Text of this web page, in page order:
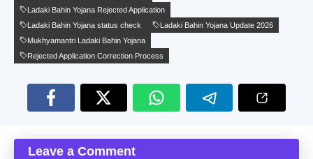
Ladaki Bahin Yojana Rejected Application
Ladaki Bahin Yojana status check
Ladaki Bahin Yojana Update 2026
Mukhyamantri Ladaki Bahin Yojana
Rejected Application Correction Process
Leave a Comment